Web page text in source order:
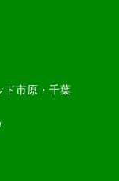
ド市原・千葉